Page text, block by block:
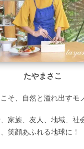
たやまさこ
そ、自然と溢れ出すモ
家族、友人、地域、社
笑顔あふれる地球に！